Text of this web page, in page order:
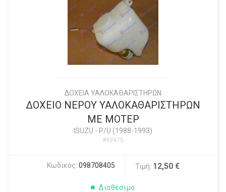
ΔΟΧΕΙΑ ΥΑΛΟΚΑΘΑΡΙΣΤΗΡΩΝ
ΔΟΧΕΙΟ ΝΕΡΟΥ ΥΑΛΟΚΑΘΑΡΙΣΤΗΡΩΝ
ΜΕ ΜΟΤΕΡ
ISUZU - P/U (1988-1993)
#93975
Κωδικός: 098708405 Τιμή: 12,50 €
Διαθέσιμο